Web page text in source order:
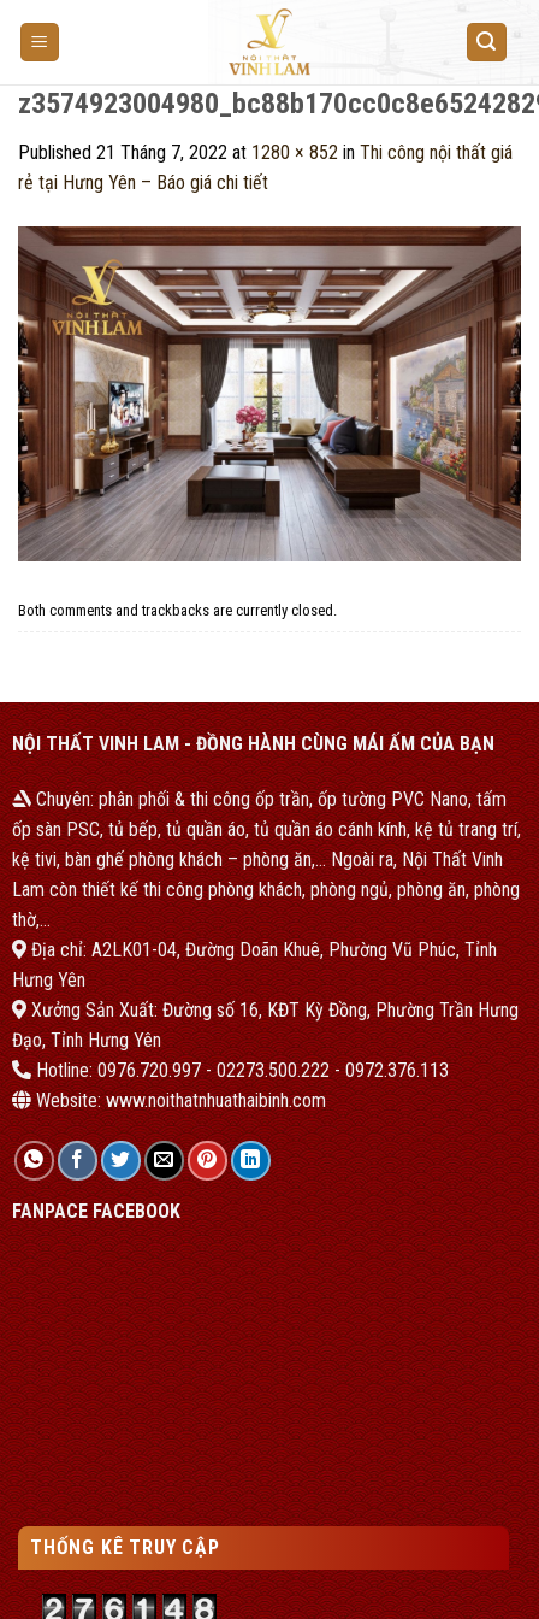
Published 21 Tháng 7, 2022 at 1280 × 852 in Thi công nội thất giá
rẻ tại Hưng Yên – Báo giá chi tiết
Both comments and trackbacks are currently closed.
NỘI THẤT VINH LAM - ĐỒNG HÀNH CÙNG MÁI ẤM CỦA BẠN
Chuyên: phân phối & thi công ốp trần, ốp tường PVC Nano, tấm
ốp sàn PSC, tủ bếp, tủ quần áo, tủ quần áo cánh kính, kệ tủ trang trí,
kệ tivi, bàn ghế phòng khách – phòng ăn,… Ngoài ra, Nội Thất Vinh
Lam còn thiết kế thi công phòng khách, phòng ngủ, phòng ăn, phòng
thờ,…
Địa chỉ: A2LK01-04, Đường Doãn Khuê, Phường Vũ Phúc, Tỉnh
Hưng Yên
Xưởng Sản Xuất: Đường số 16, KĐT Kỳ Đồng, Phường Trần Hưng
Đạo, Tỉnh Hưng Yên
Hotline: 0976.720.997 - 02273.500.222 - 0972.376.113
Website: www.noithatnhuathaibinh.com
FANPACE FACEBOOK
THỐNG KÊ TRUY CẬP